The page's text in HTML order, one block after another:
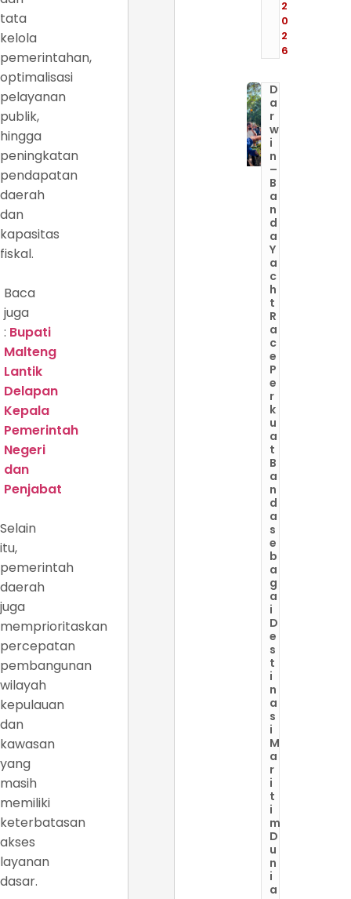
tata
kelola
pemerintahan,
optimalisasi
pelayanan
publik,
hingga
peningkatan
pendapatan
daerah
dan
kapasitas
fiskal.
Baca
juga
: Bupati
Malteng
Lantik
Delapan
Kepala
Pemerintah
Negeri
dan
Penjabat
Selain
itu,
pemerintah
daerah
juga
memprioritaskan
percepatan
pembangunan
wilayah
kepulauan
dan
kawasan
yang
masih
memiliki
keterbatasan
akses
layanan
dasar.
2
0
2
6
D
a
r
w
i
n
–
B
a
n
d
a
Y
a
c
h
t
R
a
c
e
P
e
r
k
u
a
t
B
a
n
d
a
s
e
b
a
g
a
i
D
e
s
t
i
n
a
s
i
M
a
r
i
t
i
m
D
u
n
i
a